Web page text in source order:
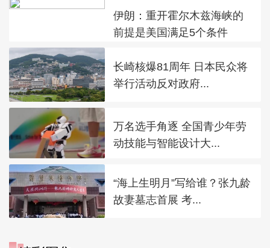
伊朗：重开霍尔木兹海峡的
前提是美国满足5个条件
长崎核爆81周年 日本民众将
举行活动反对政府...
万名选手角逐 全国青少年劳
动技能与智能设计大...
“海上生明月”写给谁？张九龄
故妻墓志首展 考...